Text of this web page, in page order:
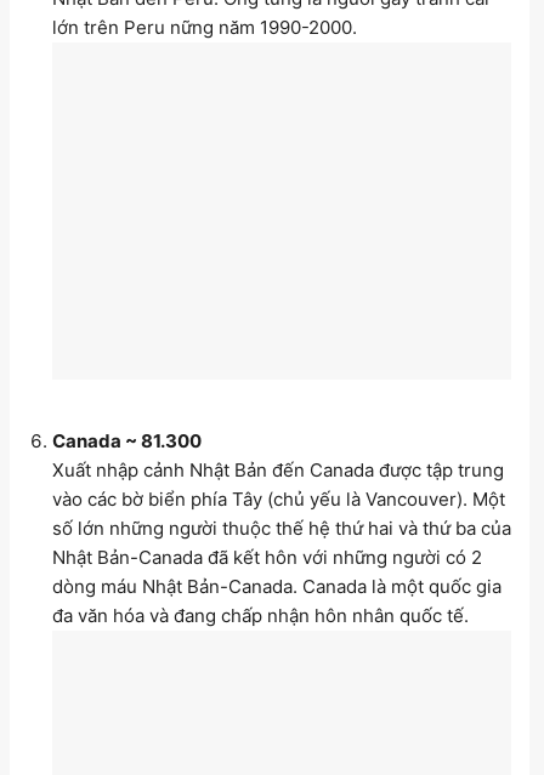
lớn trên Peru nững năm 1990-2000.
Canada ~ 81.300
Xuất nhập cảnh Nhật Bản đến Canada được tập trung
vào các bờ biển phía Tây (chủ yếu là Vancouver). Một
số lớn những người thuộc thế hệ thứ hai và thứ ba của
Nhật Bản-Canada đã kết hôn với những người có 2
dòng máu Nhật Bản-Canada. Canada là một quốc gia
đa văn hóa và đang chấp nhận hôn nhân quốc tế.